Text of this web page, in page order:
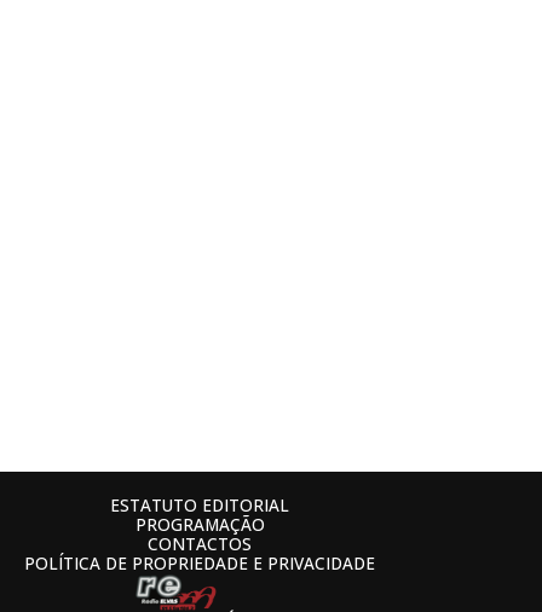
ESTATUTO EDITORIAL
PROGRAMAÇÃO
CONTACTOS
POLÍTICA DE PROPRIEDADE E PRIVACIDADE